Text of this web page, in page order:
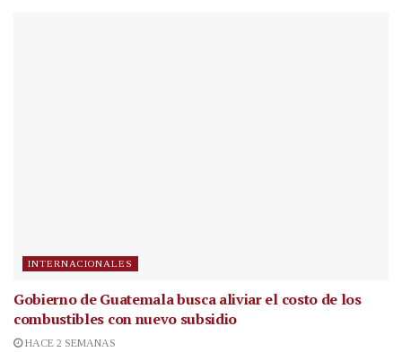
INTERNACIONALES
Gobierno de Guatemala busca aliviar el costo de los
combustibles con nuevo subsidio
HACE 2 SEMANAS